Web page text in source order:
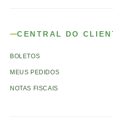
CENTRAL DO
BOLETOS
MEUS PEDIDOS
NOTAS FISCAIS